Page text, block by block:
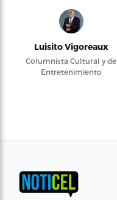
Luisito Vigoreaux
Columnista Cultural y de
Entretenimiento